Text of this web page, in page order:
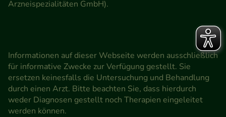
Arzneispezialitäten GmbH).
Informationen auf dieser Webseite werden ausschließlich
für informative Zwecke zur Verfügung gestellt. Sie
ersetzen keinesfalls die Untersuchung und Behandlung
durch einen Arzt. Bitte beachten Sie, dass hierdurch
weder Diagnosen gestellt noch Therapien eingeleitet
werden können.